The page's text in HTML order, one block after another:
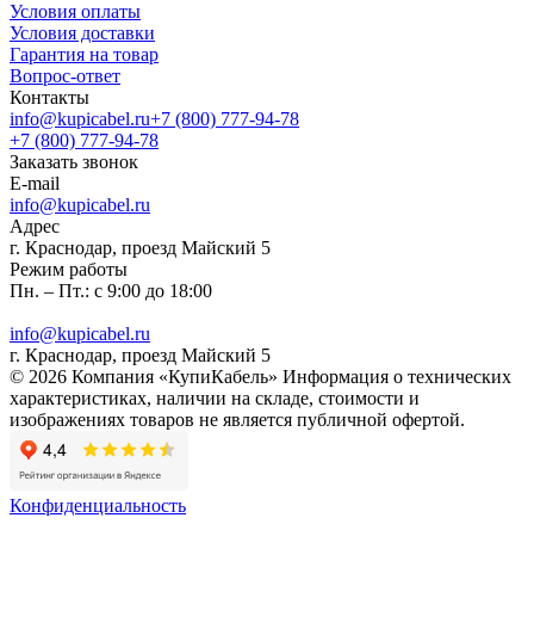
Условия оплаты
Условия доставки
Гарантия на товар
Вопрос-ответ
Контакты
info@kupicabel.ru+7 (800) 777-94-78
+7 (800) 777-94-78
Заказать звонок
E-mail
info@kupicabel.ru
Адрес
г. Краснодар, проезд Майский 5
Режим работы
Пн. – Пт.: с 9:00 до 18:00
info@kupicabel.ru
г. Краснодар, проезд Майский 5
© 2026 Компания «КупиКабель» Информация о технических
характеристиках, наличии на складе, стоимости и
изображениях товаров не является публичной офертой.
Конфиденциальность